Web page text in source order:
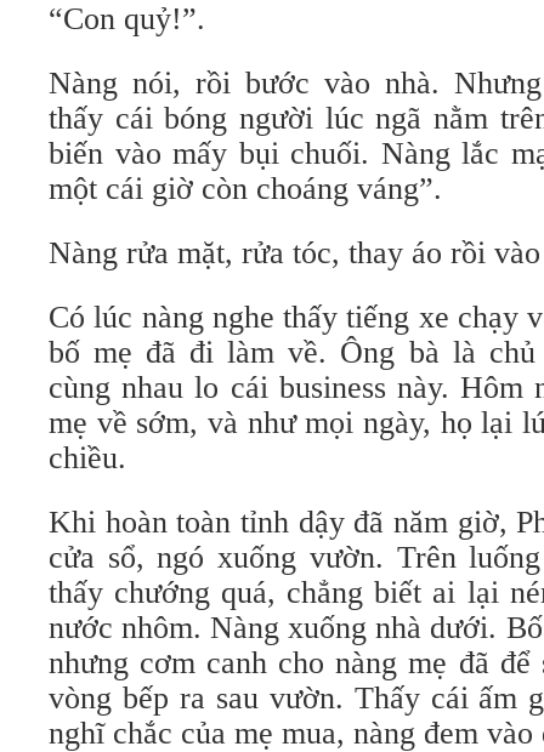
“Con quỷ!”.
Nàng nói, rồi bước vào nhà.
thấy cái bóng người lúc ngã nằm
biến vào mấy bụi chuối. Nàng lắc
một cái giờ còn choáng váng”.
Nàng rửa mặt, rửa tóc, thay áo rồi
Có lúc nàng nghe thấy tiếng xe chạy
bố mẹ đã đi làm về. Ông bà là
cùng nhau lo cái business này. Hôm
mẹ về sớm, và như mọi ngày, họ lại
chiều.
Khi hoàn toàn tỉnh dậy đã năm giờ,
cửa sổ, ngó xuống vườn. Trên
thấy chướng quá, chẳng biết ai lại
nước nhôm. Nàng xuống nhà dưới.
nhưng cơm canh cho nàng mẹ đã
vòng bếp ra sau vườn. Thấy cái ấm
nghĩ chắc của mẹ mua, nàng đem vào